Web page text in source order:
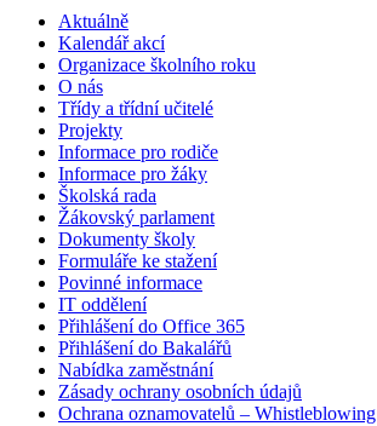
Aktuálně
Kalendář akcí
Organizace školního roku
O nás
Třídy a třídní učitelé
Projekty
Informace pro rodiče
Informace pro žáky
Školská rada
Žákovský parlament
Dokumenty školy
Formuláře ke stažení
Povinné informace
IT oddělení
Přihlášení do Office 365
Přihlášení do Bakalářů
Nabídka zaměstnání
Zásady ochrany osobních údajů
Ochrana oznamovatelů – Whistleblowing